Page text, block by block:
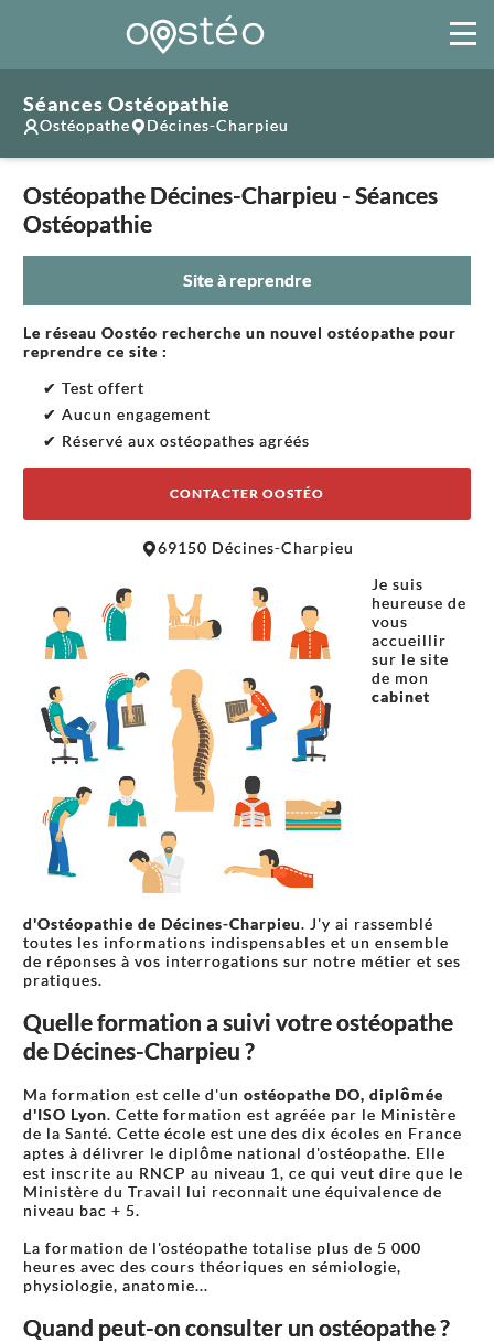
Séances Ostéopathie
Ostéopathe Décines-Charpieu
Ostéopathe Décines-Charpieu - Séances
Ostéopathie
Site à reprendre
Le réseau Oostéo recherche un nouvel ostéopathe pour
reprendre ce site :
✔ Test offert
✔ Aucun engagement
✔ Réservé aux ostéopathes agréés
CONTACTER OOSTÉO
−
69150 Décines-Charpieu
Je suis
heureuse de
vous
accueillir
sur le site
de mon
cabinet
d'Ostéopathie de Décines-Charpieu. J'y ai rassemblé
toutes les informations indispensables et un ensemble
de réponses à vos interrogations sur notre métier et ses
pratiques.
Quelle formation a suivi votre ostéopathe
de Décines-Charpieu ?
Ma formation est celle d'un ostéopathe DO, diplômée
d'ISO Lyon. Cette formation est agréée par le Ministère
de la Santé. Cette école est une des dix écoles en France
aptes à délivrer le diplôme national d'ostéopathe. Elle
est inscrite au RNCP au niveau 1, ce qui veut dire que le
Ministère du Travail lui reconnait une équivalence de
niveau bac + 5.
La formation de l'ostéopathe totalise plus de 5 000
heures avec des cours théoriques en sémiologie,
physiologie, anatomie...
Quand peut-on consulter un ostéopathe ?